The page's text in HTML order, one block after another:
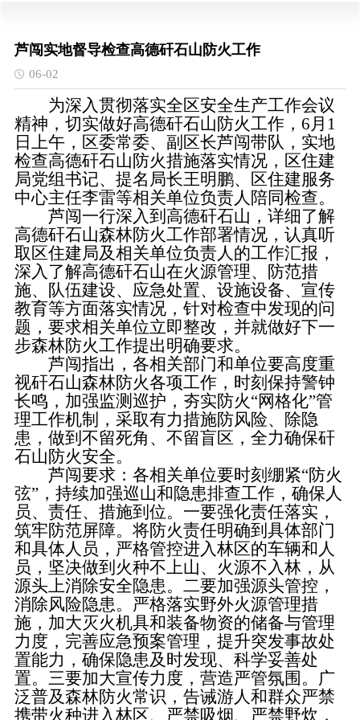
芦闯实地督导检查高德矸石山防火工作
06-02
为深入贯彻落实全区安全生产工作会议
精神，切实做好高德矸石山防火工作，6月1
日上午，区委常委、副区长芦闯带队，实地
检查高德矸石山防火措施落实情况，区住建
局党组书记、提名局长王明鹏、区住建服务
中心主任李雷等相关单位负责人陪同检查。
芦闯一行深入到高德矸石山，详细了解
高德矸石山森林防火工作部署情况，认真听
取区住建局及相关单位负责人的工作汇报，
深入了解高德矸石山在火源管理、防范措
施、队伍建设、应急处置、设施设备、宣传
教育等方面落实情况，针对检查中发现的问
题，要求相关单位立即整改，并就做好下一
步森林防火工作提出明确要求。
芦闯指出，各相关部门和单位要高度重
视矸石山森林防火各项工作，时刻保持警钟
长鸣，加强监测巡护，夯实防火“网格化”管
理工作机制，采取有力措施防风险、除隐
患，做到不留死角、不留盲区，全力确保矸
石山防火安全。
芦闯要求：各相关单位要时刻绷紧“防火
弦”，持续加强巡山和隐患排查工作，确保人
员、责任、措施到位。一要强化责任落实，
筑牢防范屏障。将防火责任明确到具体部门
和具体人员，严格管控进入林区的车辆和人
员，坚决做到火种不上山、火源不入林，从
源头上消除安全隐患。二要加强源头管控，
消除风险隐患。严格落实野外火源管理措
施，加大灭火机具和装备物资的储备与管理
力度，完善应急预案管理，提升突发事故处
置能力，确保隐患及时发现、科学妥善处
置。三要加大宣传力度，营造严管氛围。广
泛普及森林防火常识，告诫游人和群众严禁
携带火种进入林区、严禁吸烟、严禁野炊，